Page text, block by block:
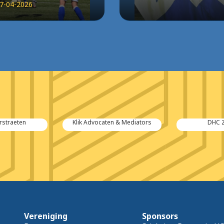
04-2026
& Mediators DHC Zeeland Cool
Vereniging
Sponsors